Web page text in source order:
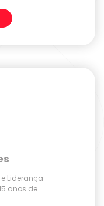
Liderança
anos de